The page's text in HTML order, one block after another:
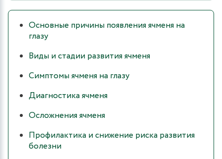
Основные причины появления ячменя на
глазу
Виды и стадии развития ячменя
Симптомы ячменя на глазу
Диагностика ячменя
Осложнения ячменя
Профилактика и снижение риска развития
болезни